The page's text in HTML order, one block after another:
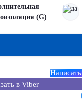
(G)
в Viber